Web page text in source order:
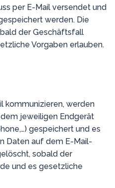
per E-Mail versendet und
werden. Die
der Geschäftsfall
Vorgaben erlauben.
kommunizieren, werden
jeweiligen Endgerät
gespeichert und es
Daten auf dem E-Mail-
sobald der
und es gesetzliche